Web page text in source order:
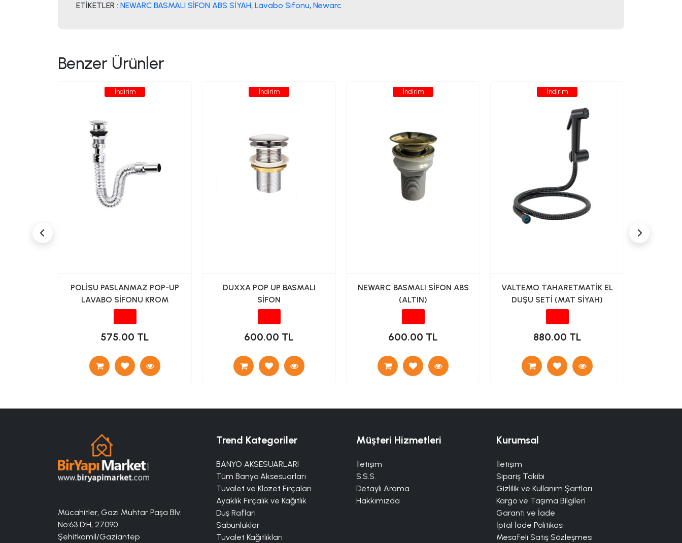
ETİKETLER : NEWARC BASMALI SİFON ABS SİYAH, Lavabo Sifonu, Newarc
Benzer Ürünler
İndirim
POLİSU PASLANMAZ POP-UP
LAVABO SİFONU KROM
575.00 TL
İndirim
DUXXA POP UP BASMALI
SİFON
600.00 TL
İndirim
NEWARC BASMALI SİFON ABS
(ALTIN)
600.00 TL
İndirim
VALTEMO TAHARETMATİK EL
DUŞU SETİ (MAT SİYAH)
880.00 TL
Mücahitler, Gazi Muhtar Paşa Blv.
No:63 D:H, 27090
Şehitkamil/Gaziantep
Trend Kategoriler
BANYO AKSESUARLARI
Tüm Banyo Aksesuarları
Tuvalet ve Klozet Fırçaları
Ayaklık Fırçalık ve Kağıtlık
Duş Rafları
Sabunluklar
Tuvalet Kağıtlıkları
Kurumsal
İletişim
Sipariş Takibi
Gizlilik ve Kullanım Şartları
Kargo ve Taşıma Bilgileri
Garanti ve İade
İptal İade Politikası
Mesafeli Satış Sözleşmesi
Müşteri Hizmetleri
İletişim
S.S.S.
Detaylı Arama
Hakkımızda